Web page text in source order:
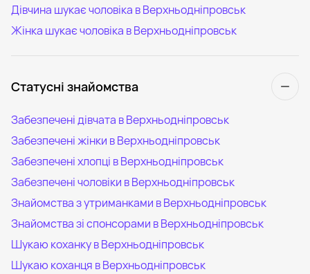
Дівчина шукає чоловіка в Верхньодніпровськ
Жінка шукає чоловіка в Верхньодніпровськ
Статусні знайомства
Забезпечені дівчата в Верхньодніпровськ
Забезпечені жінки в Верхньодніпровськ
Забезпечені хлопці в Верхньодніпровськ
Забезпечені чоловіки в Верхньодніпровськ
Знайомства з утриманками в Верхньодніпровськ
Знайомства зі спонсорами в Верхньодніпровськ
Шукаю коханку в Верхньодніпровськ
Шукаю коханця в Верхньодніпровськ